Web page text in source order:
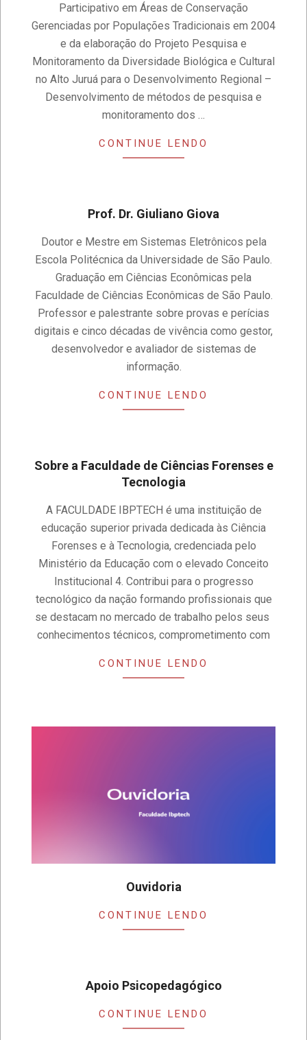
Participativo em Áreas de Conservação
Gerenciadas por Populações Tradicionais em 2004
e da elaboração do Projeto Pesquisa e
Monitoramento da Diversidade Biológica e Cultural
no Alto Juruá para o Desenvolvimento Regional –
Desenvolvimento de métodos de pesquisa e
monitoramento dos …
CONTINUE LENDO
Prof. Dr. Giuliano Giova
11-
14
Doutor e Mestre em Sistemas Eletrônicos pela
Escola Politécnica da Universidade de São Paulo.
Graduação em Ciências Econômicas pela
Faculdade de Ciências Econômicas de São Paulo.
Professor e palestrante sobre provas e perícias
digitais e cinco décadas de vivência como gestor,
desenvolvedor e avaliador de sistemas de
informação.
CONTINUE LENDO
Sobre a Faculdade de Ciências Forenses e
Tecnologia
11-
19
A FACULDADE IBPTECH é uma instituição de
educação superior privada dedicada às Ciência
Forenses e à Tecnologia, credenciada pelo
Ministério da Educação com o elevado Conceito
Institucional 4. Contribui para o progresso
tecnológico da nação formando profissionais que
se destacam no mercado de trabalho pelos seus
conhecimentos técnicos, comprometimento com
CONTINUE LENDO
Ouvidoria
CONTINUE LENDO
Apoio Psicopedagógico
CONTINUE LENDO